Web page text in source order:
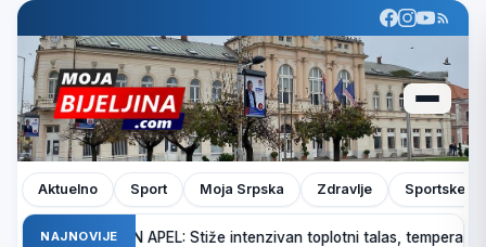
Aktuelno Sport Moja Srpska Zdravlje Sportske
NAJNOVIJE
IZDAO VAŽAN APEL: Stiže intenzivan toplotni talas, temperature i